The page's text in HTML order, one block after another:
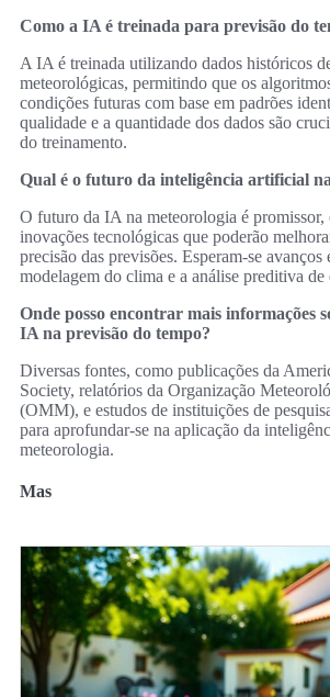
Como a IA é treinada para previsão do
A IA é treinada utilizando dados históricos
meteorológicas, permitindo que os
condições futuras com base em padrões
qualidade e a quantidade dos dados são
do treinamento.
Qual é o futuro da inteligência artificial
O futuro da IA na meteorologia é promissor,
inovações tecnológicas que poderão
precisão das previsões. Esperam-se avanços
modelagem do clima e a análise preditiva
Onde posso encontrar mais informações
IA na previsão do tempo?
Diversas fontes, como publicações da
Society, relatórios da Organização
(OMM), e estudos de instituições de
para aprofundar-se na aplicação da
meteorologia.
Mas